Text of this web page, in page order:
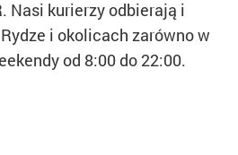
Nasi kurierzy odbierają i
i okolicach zarówno w
od 8:00 do 22:00.